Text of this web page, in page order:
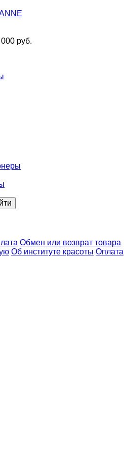
000 руб.
Обмен или возврат товара
Об институте красоты Оплата